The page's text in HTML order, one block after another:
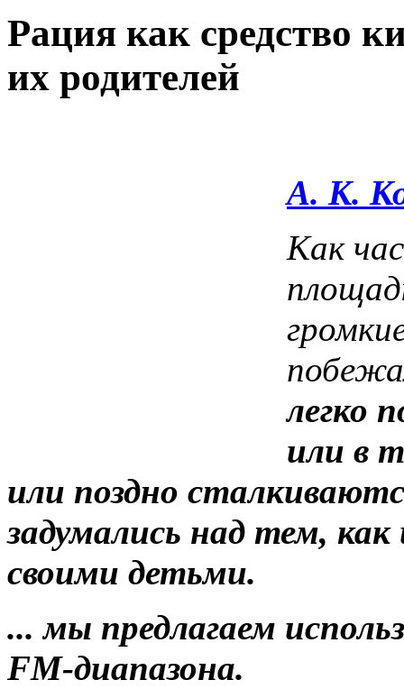
Рация как средство
их родителей
А. К.
Как
легко
или в
или поздно
задумались над тем,
своими детьми.
...мы предлагаем
FM-диапазона.